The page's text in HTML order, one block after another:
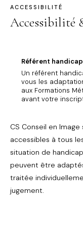
ACCESSIBILITÉ
Accessibilité
Référent
Un référent
vous les
aux Formations
avant votre
CS Conseil en
accessibles à tous
situation de
peuvent être
traitée
jugement.